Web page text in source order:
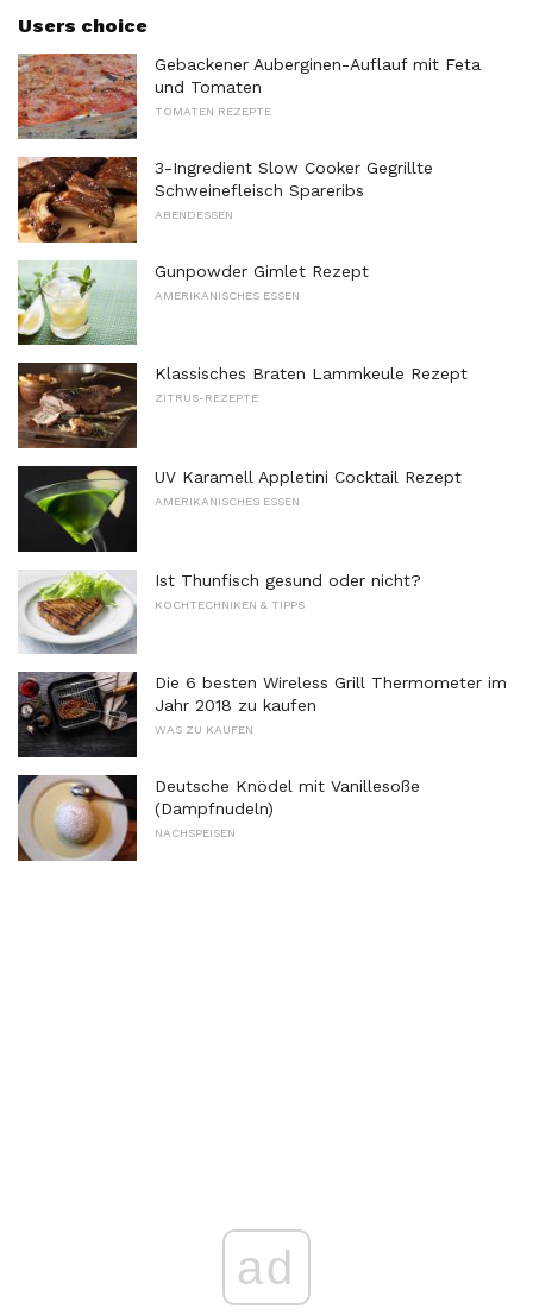
Users choice
Gebackener Auberginen-Auflauf mit Feta
und Tomaten
TOMATEN REZEPTE
3-Ingredient Slow Cooker Gegrillte
Schweinefleisch Spareribs
ABENDESSEN
Gunpowder Gimlet Rezept
AMERIKANISCHES ESSEN
Klassisches Braten Lammkeule Rezept
ZITRUS-REZEPTE
UV Karamell Appletini Cocktail Rezept
AMERIKANISCHES ESSEN
Ist Thunfisch gesund oder nicht?
KOCHTECHNIKEN & TIPPS
Die 6 besten Wireless Grill Thermometer im
Jahr 2018 zu kaufen
WAS ZU KAUFEN
Deutsche Knödel mit Vanillesoße
(Dampfnudeln)
NACHSPEISEN
ad